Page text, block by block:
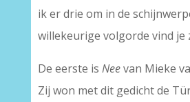
ik er drie om in de
willekeurige volgorde vind je
De eerste is Neevan Mieke
Zij won met dit gedicht de